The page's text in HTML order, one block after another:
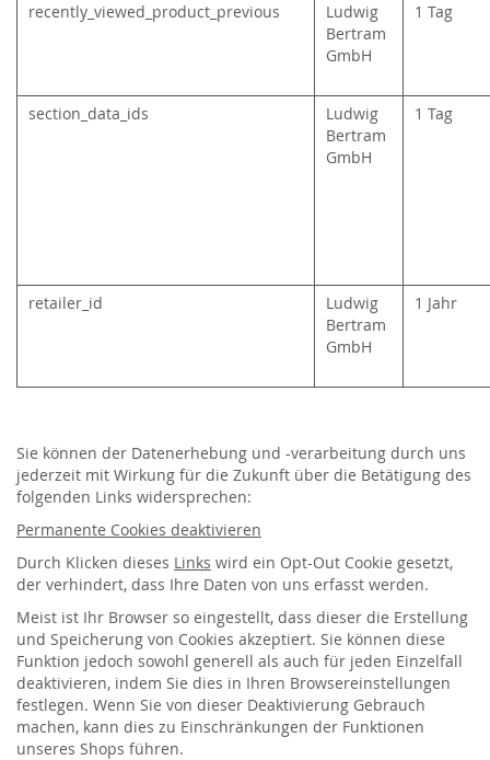
recently_viewed_product_previous
Ludwig
Bertram
GmbH
1 Tag
section_data_ids
Ludwig
Bertram
GmbH
1 Tag
retailer_id
Ludwig
Bertram
GmbH
1 Jahr
Sie können der Datenerhebung und -verarbeitung durch uns
jederzeit mit Wirkung für die Zukunft über die Betätigung des
folgenden Links widersprechen:
Permanente Cookies deaktivieren
Durch Klicken dieses Links wird ein Opt-Out Cookie gesetzt,
der verhindert, dass Ihre Daten von uns erfasst werden.
Meist ist Ihr Browser so eingestellt, dass dieser die Erstellung
und Speicherung von Cookies akzeptiert. Sie können diese
Funktion jedoch sowohl generell als auch für jeden Einzelfall
deaktivieren, indem Sie dies in Ihren Browsereinstellungen
festlegen. Wenn Sie von dieser Deaktivierung Gebrauch
machen, kann dies zu Einschränkungen der Funktionen
unseres Shops führen.